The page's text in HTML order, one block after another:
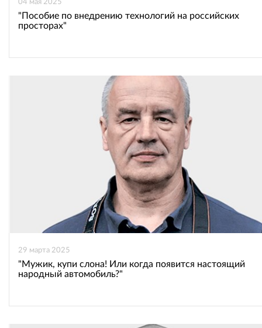
04 мая 2025
"Пособие по внедрению технологий на российских
просторах"
29 марта 2025
"Мужик, купи слона! Или когда появится настоящий
народный автомобиль?"